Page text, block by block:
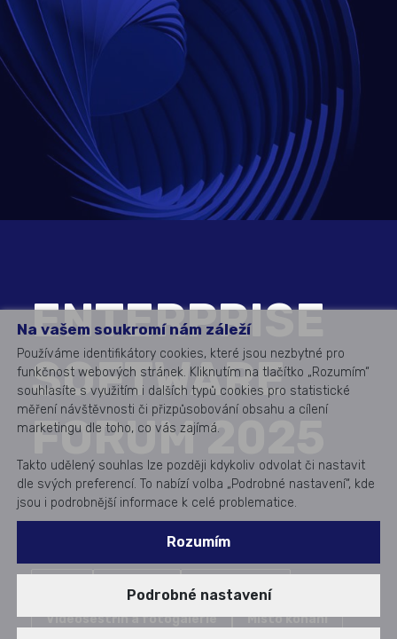
ENTERPRISE
SOFTWARE
FORUM 2025
Přednášející
Videosestřih a fotogalerie Místo konání
Na vašem soukromí nám záleží
Používáme identifikátory cookies, které jsou nezbytné pro
funkčnost webových stránek. Kliknutím na tlačítko „Rozumím“
souhlasíte s využitím i dalších typů cookies pro statistické
měření návštěvnosti či přizpůsobování obsahu a cílení
marketingu dle toho, co vás zajímá.
Takto udělený souhlas lze později kdykoliv odvolat či nastavit
dle svých preferencí. To nabízí volba „Podrobné nastavení“, kde
jsou i podrobnější informace k celé problematice.
Rozumím
Podrobné nastavení